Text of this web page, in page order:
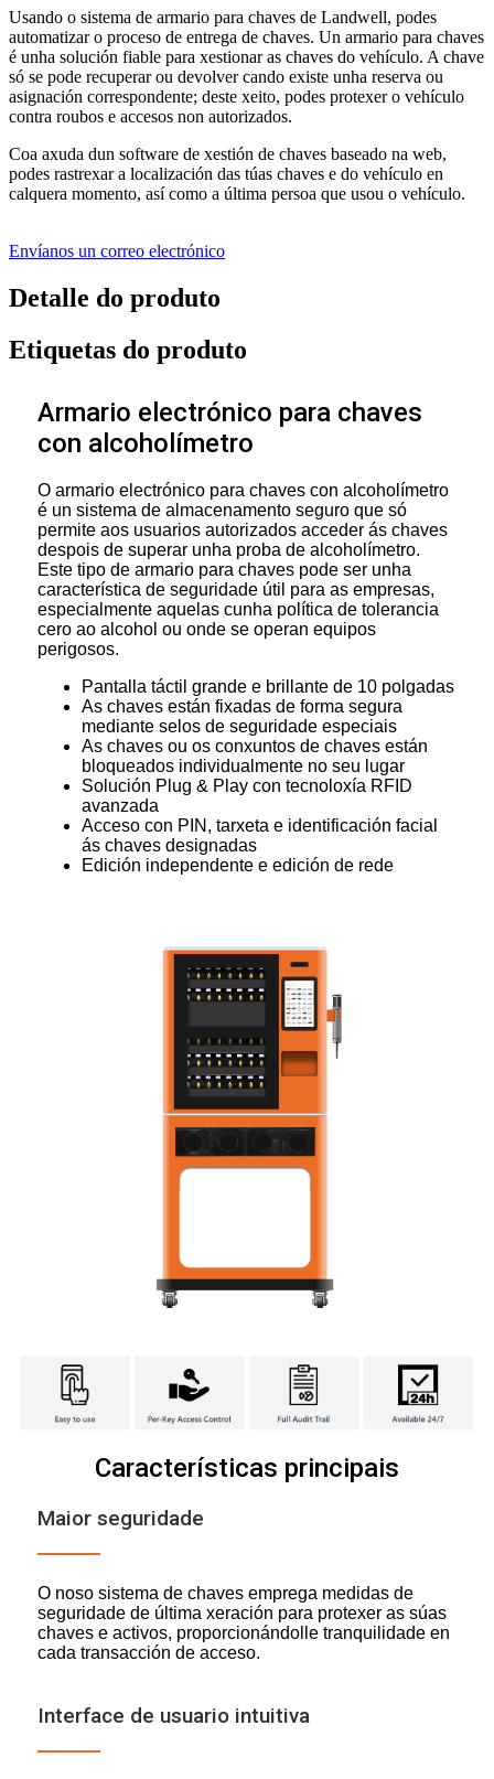
Usando o sistema de armario para chaves de Landwell, podes
automatizar o proceso de entrega de chaves. Un armario para chaves
é unha solución fiable para xestionar as chaves do vehículo. A chave
só se pode recuperar ou devolver cando existe unha reserva ou
asignación correspondente; deste xeito, podes protexer o vehículo
contra roubos e accesos non autorizados.
Coa axuda dun software de xestión de chaves baseado na web,
podes rastrexar a localización das túas chaves e do vehículo en
calquera momento, así como a última persoa que usou o vehículo.
Envíanos un correo electrónico
Detalle do produto
Etiquetas do produto
Armario electrónico para chaves
con alcoholímetro
O armario electrónico para chaves con alcoholímetro
é un sistema de almacenamento seguro que só
permite aos usuarios autorizados acceder ás chaves
despois de superar unha proba de alcoholímetro.
Este tipo de armario para chaves pode ser unha
característica de seguridade útil para as empresas,
especialmente aquelas cunha política de tolerancia
cero ao alcohol ou onde se operan equipos
perigosos.
Pantalla táctil grande e brillante de 10 polgadas
As chaves están fixadas de forma segura
mediante selos de seguridade especiais
As chaves ou os conxuntos de chaves están
bloqueados individualmente no seu lugar
Solución Plug & Play con tecnoloxía RFID
avanzada
Acceso con PIN, tarxeta e identificación facial
ás chaves designadas
Edición independente e edición de rede
Características principais
Maior seguridade
O noso sistema de chaves emprega medidas de
seguridade de última xeración para protexer as súas
chaves e activos, proporcionándolle tranquilidade en
cada transacción de acceso.
Interface de usuario intuitiva